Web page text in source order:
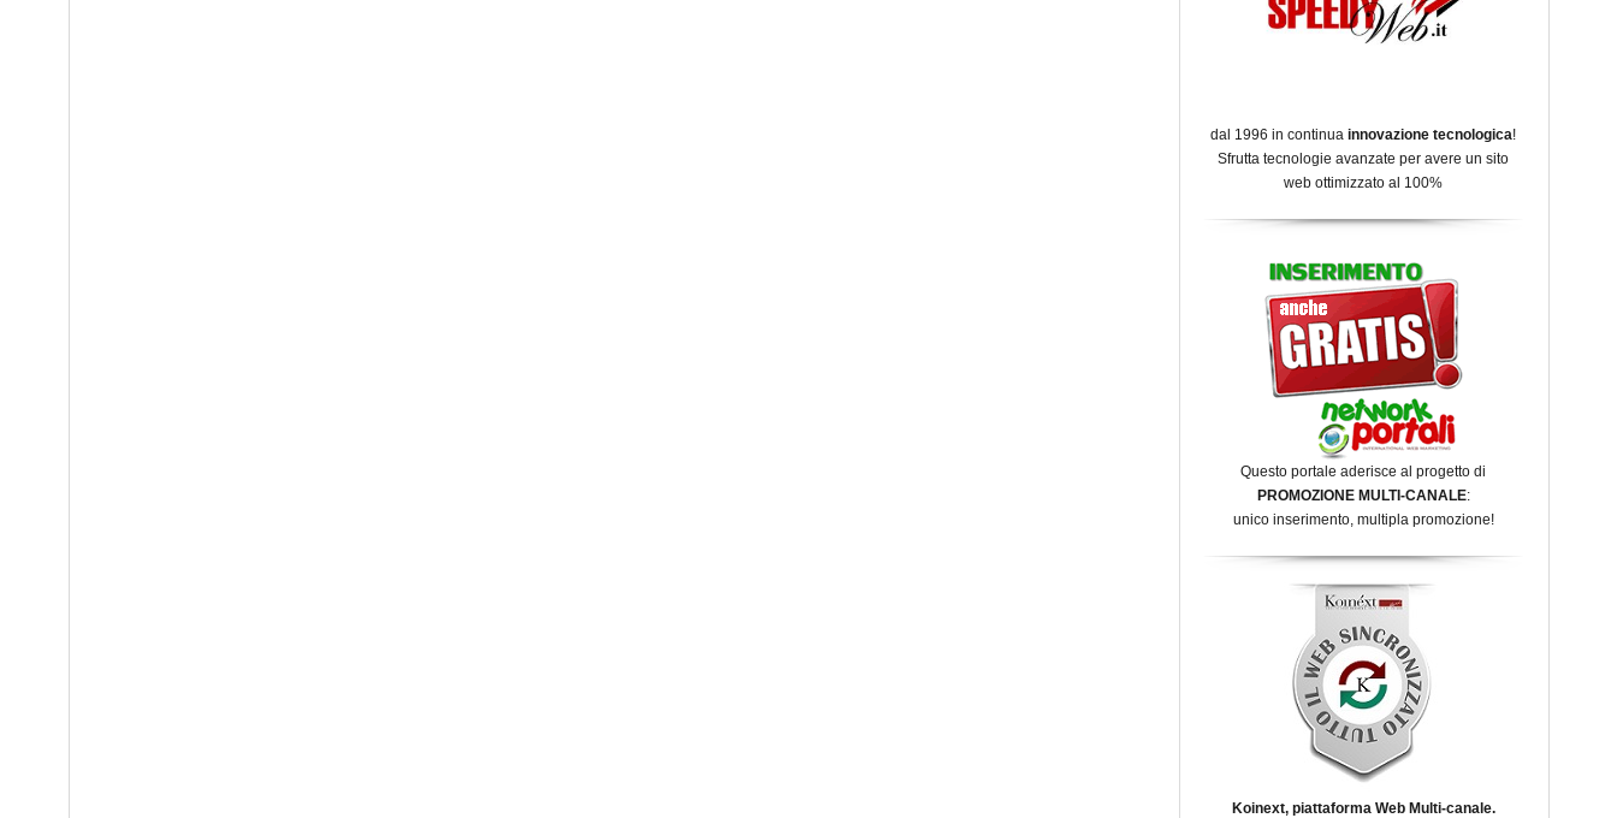
dal 1996 in continua innovazione tecnologica!
Sfrutta tecnologie avanzate per avere un sito
web ottimizzato al 100%
Questo portale aderisce al progetto di
PROMOZIONE MULTI-CANALE:
unico inserimento, multipla promozione!
Koinext, piattaforma Web Multi-canale.